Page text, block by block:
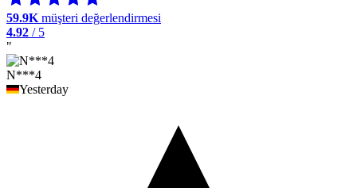
59.9K müşteri değerlendirmesi
4.92 / 5
"
N***4
Yesterday